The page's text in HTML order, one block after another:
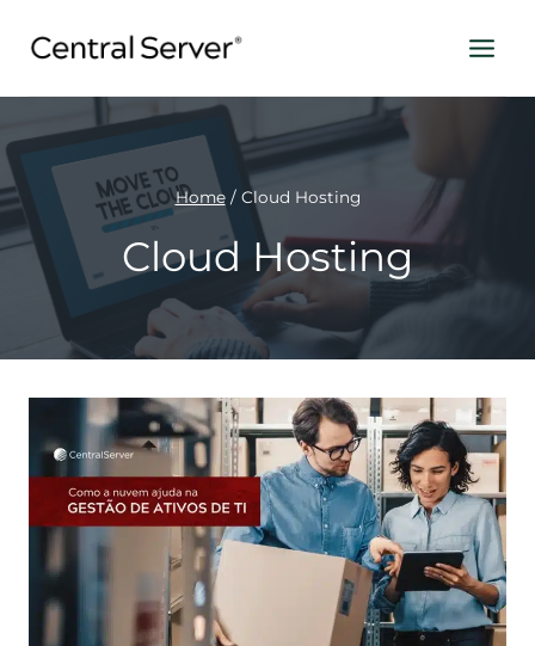
para
Conteúdo
Home / Cloud Hosting
Cloud Hosting